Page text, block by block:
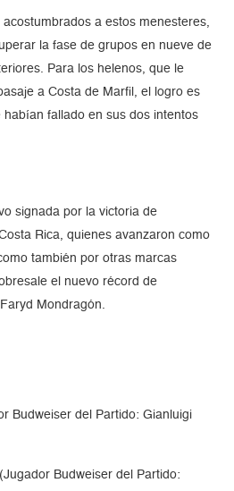
a estos menesteres,
la fase de grupos en nueve de
Para los helenos, que le
a Costa de Marfil, el logro es
fallado en sus dos intentos
signada por la victoria de
Rica, quienes avanzaron como
también por otras marcas
el nuevo récord de
Mondragón.
Budweiser del Partido: Gianluigi
Budweiser del Partido: